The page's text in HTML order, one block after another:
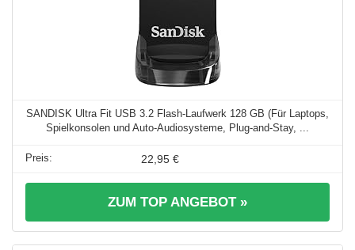
SANDISK Ultra Fit USB 3.2 Flash-Laufwerk 128 GB (Für Laptops,
Spielkonsolen und Auto-Audiosysteme, Plug-and-Stay, ...
22,95 €
ZUM TOP ANGEBOT »